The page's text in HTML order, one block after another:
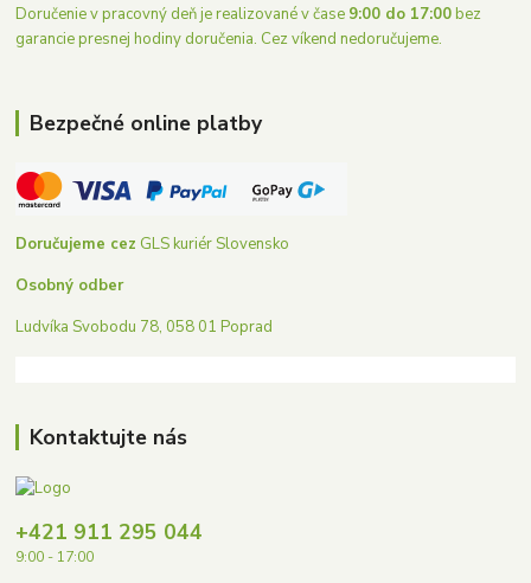
Doručenie v pracovný deň je realizované v čase 9:00 do 17:00bez
garancie presnej hodiny doručenia. Cez víkend nedoručujeme.
Bezpečné online platby
Doručujeme cez GLS kuriér Slovensko
Osobný odber
Ludvíka Svobodu 78, 058 01 Poprad
Kontaktujte nás
+421 911 295 044
9:00 - 17:00